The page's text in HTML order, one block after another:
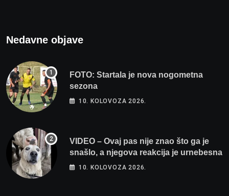
Nedavne objave
FOTO: Startala je nova nogometna
sezona
10. KOLOVOZA 2026.
VIDEO – Ovaj pas nije znao što ga je
snašlo, a njegova reakcija je urnebesna
10. KOLOVOZA 2026.